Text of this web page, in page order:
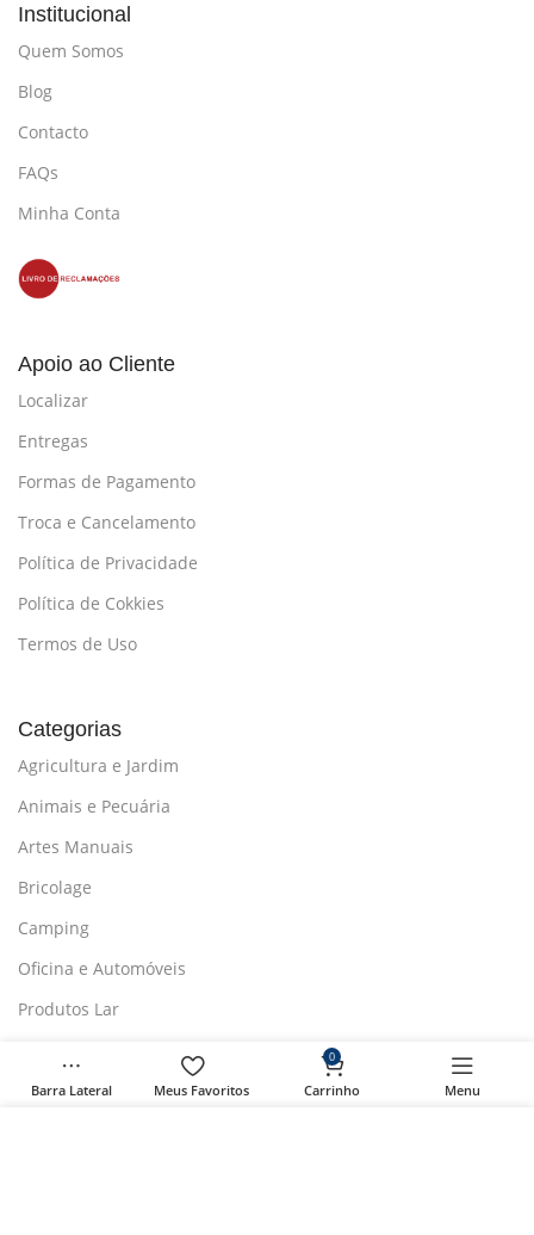
Institucional
Quem Somos
Blog
Contacto
FAQs
Minha Conta
Apoio ao Cliente
Localizar
Entregas
Formas de Pagamento
Troca e Cancelamento
Política de Privacidade
Política de Cokkies
Termos de Uso
Categorias
Agricultura e Jardim
Animais e Pecuária
Artes Manuais
Bricolage
Camping
Oficina e Automóveis
Produtos Lar
Formas de Pagamento
Barra Lateral Meus Favoritos
0
Carrinho Menu